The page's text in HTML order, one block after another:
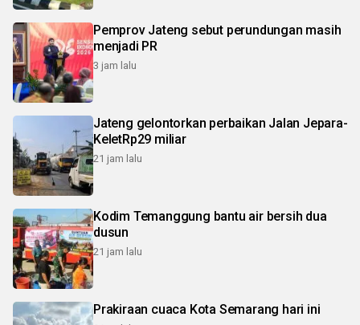
Pemprov Jateng sebut perundungan masih
menjadi PR
3 jam lalu
Jateng gelontorkan perbaikan Jalan Jepara-
KeletRp29 miliar
21 jam lalu
Kodim Temanggung bantu air bersih dua
dusun
21 jam lalu
Prakiraan cuaca Kota Semarang hari ini